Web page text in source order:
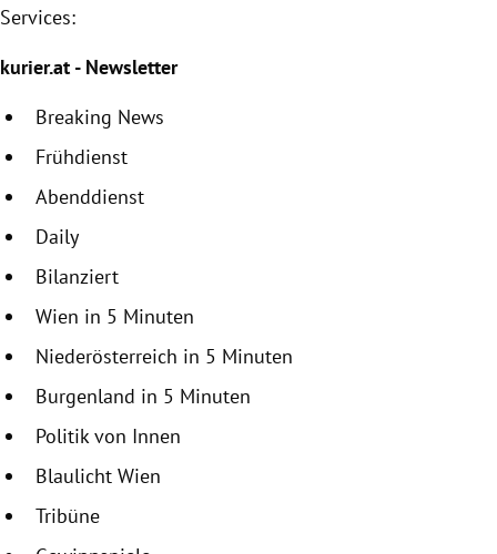
Services:
kurier.at - Newsletter
Breaking News
Frühdienst
Abenddienst
Daily
Bilanziert
Wien in 5 Minuten
Niederösterreich in 5 Minuten
Burgenland in 5 Minuten
Politik von Innen
Blaulicht Wien
Tribüne